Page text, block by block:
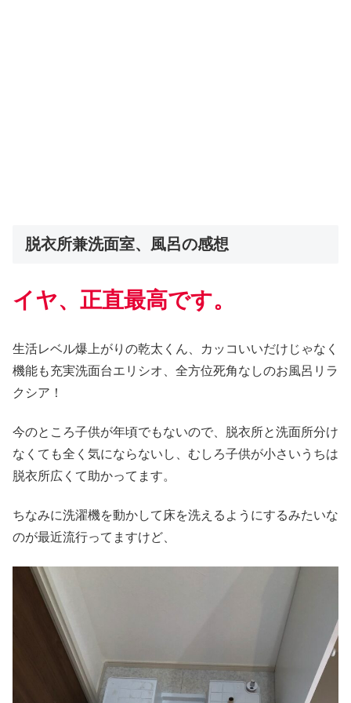
脱衣所兼洗面室、風呂の感想
イヤ、正直最高です。
生活レベル爆上がりの乾太くん、カッコいいだけじゃなく
機能も充実洗面台エリシオ、全方位死角なしのお風呂リラ
クシア！
今のところ子供が年頃でもないので、脱衣所と洗面所分け
なくても全く気にならないし、むしろ子供が小さいうちは
脱衣所広くて助かってます。
ちなみに洗濯機を動かして床を洗えるようにするみたいな
のが最近流行ってますけど、